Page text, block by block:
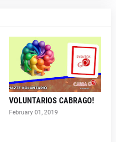
VOLUNTARIOS CABRAGO!
February 01, 2019